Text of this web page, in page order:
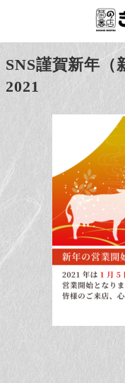
SNS謹賀新年（
2021